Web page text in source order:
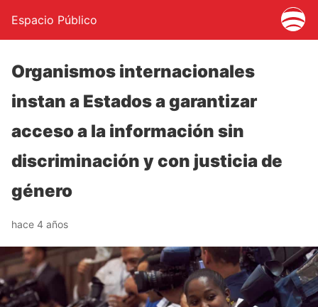
Espacio Público
Organismos internacionales
instan a Estados a garantizar
acceso a la información sin
discriminación y con justicia de
género
hace 4 años